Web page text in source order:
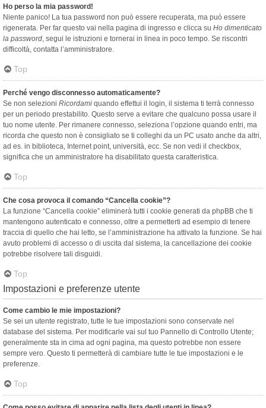
Ho perso la mia password!
Niente panico! La tua password non può essere recuperata, ma può essere
rigenerata. Per far questo vai nella pagina di ingresso e clicca su Ho dimenticato
la password, segui le istruzioni e tornerai in linea in poco tempo. Se riscontri
difficoltà, contatta l’amministratore.
Top
Perché vengo disconnesso automaticamente?
Se non selezioni Ricordami quando effettui il login, il sistema ti terrà connesso
per un periodo prestabilito. Questo serve a evitare che qualcuno possa usare il
tuo nome utente. Per rimanere connesso, seleziona l’opzione quando entri, ma
ricorda che questo non è consigliato se ti colleghi da un PC usato anche da altri,
ad es. in biblioteca, Internet point, università, ecc. Se non vedi il checkbox,
significa che un amministratore ha disabilitato questa caratteristica.
Top
Che cosa provoca il comando “Cancella cookie”?
La funzione “Cancella cookie” eliminerà tutti i cookie generati da phpBB che ti
mantengono autenticato e connesso, oltre a permetterti ad esempio di tenere
traccia di quello che hai letto, se l’amministrazione ha attivato la funzione. Se hai
avuto problemi di accesso o di uscita dal sistema, la cancellazione dei cookie
potrebbe risolvere tali disguidi.
Top
Impostazioni e preferenze utente
Come cambio le mie impostazioni?
Se sei un utente registrato, tutte le tue impostazioni sono conservate nel
database del sistema. Per modificarle vai sul tuo Pannello di Controllo Utente;
generalmente sta in cima ad ogni pagina, ma questo potrebbe non essere
sempre vero. Questo ti permetterà di cambiare tutte le tue impostazioni e le
preferenze.
Top